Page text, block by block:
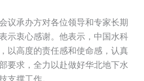
议承办方对各位领导和专家长期
示衷心感谢。他表示，中国水科
以高度的责任感和使命感，认真
要求，全力以赴做好华北地下水
支撑工作。